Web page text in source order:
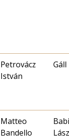
Petrovácz
István
Matteo
Bandello